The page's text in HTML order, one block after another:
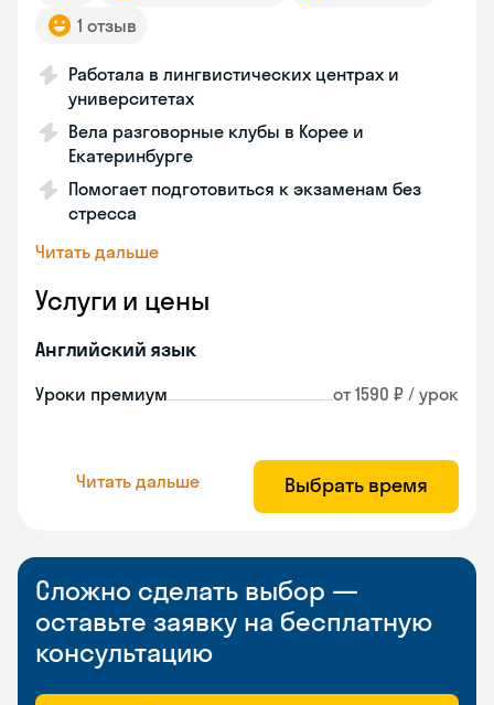
1 отзыв
Работала в лингвистических центрах и
университетах
Вела разговорные клубы в Корее и
Екатеринбурге
Помогает подготовиться к экзаменам без
стресса
Читать дальше
Услуги и цены
Английский язык
Уроки премиум от 1590 ₽ / урок
Читать дальше Выбрать время
Сложно сделать выбор —
оставьте заявку на бесплатную
консультацию